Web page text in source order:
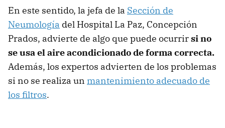
En este sentido, la jefa de la Sección de
Neumología del Hospital La Paz, Concepción
Prados, advierte de algo que puede ocurrirsi no
se usa el aire acondicionado de forma correcta.
Además, los expertos advierten de los problemas
si no se realiza un mantenimiento adecuado de
los filtros.